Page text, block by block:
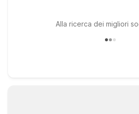
Alla ricerca dei migliori